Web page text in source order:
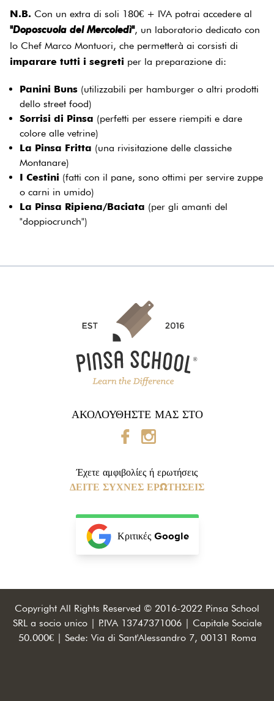
N.B. Con un extra di soli 180€ + IVA potrai accedere al
"Doposcuola del Mercoledì", un laboratorio dedicato con
lo Chef Marco Montuori, che permetterà ai corsisti di
imparare tutti i segreti per la preparazione di:
Panini Buns (utilizzabili per hamburger o altri prodotti
dello street food)
Sorrisi di Pinsa (perfetti per essere riempiti e dare
colore alle vetrine)
La Pinsa Fritta (una rivisitazione delle classiche
Montanare)
I Cestini (fatti con il pane, sono ottimi per servire zuppe
o carni in umido)
La Pinsa Ripiena/Baciata (per gli amanti del
"doppiocrunch")
ΑΚΟΛΟΥΘΉΣΤΕ ΜΑΣ ΣΤΟ
Έχετε αμφιβολίες ή ερωτήσεις
ΔΕΊΤΕ ΣΥΧΝΈΣ ΕΡΩΤΉΣΕΙΣ
Κριτικές Google
Copyright All Rights Reserved © 2016-2022 Pinsa School
SRL a socio unico | P.IVA 13747371006 | Capitale Sociale
50.000€ | Sede: Via di Sant'Alessandro 7, 00131 Roma